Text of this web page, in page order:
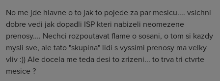
No me jde hlavne o to jak to pojede za par mesicu.... vsichni
dobre vedi jak dopadli ISP kteri nabizeli neomezene
prenosy.... Nechci rozpoutavat flame o sosani, o tom si kazdy
mysli sve, ale tato "skupina" lidi s vyssimi prenosy ma velky
vliv :)) Ale docela me teda desi to zrizeni... to trva tri ctvrte
mesice ?